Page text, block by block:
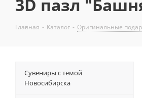
3D пазл
Главная - Каталог - Оригинальные
Сувениры с темой
Новосибирска